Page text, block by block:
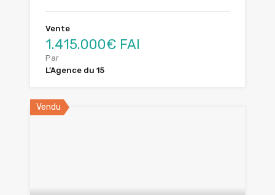
Vente
1.415.000€ FAI
Par
L’Agence du 15
Vendu